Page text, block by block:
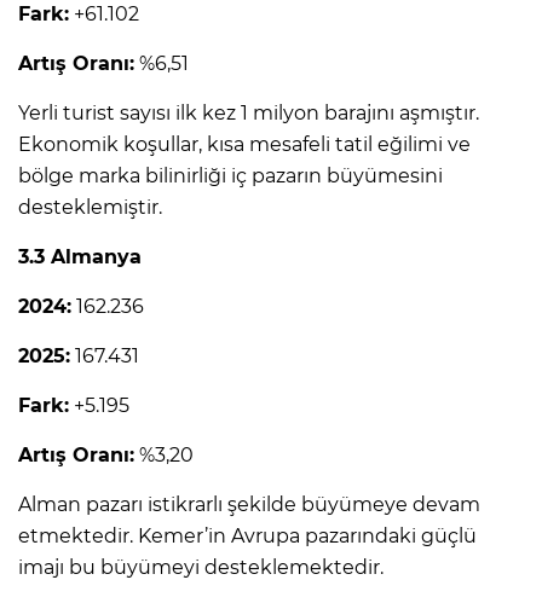
Fark: +61.102
Artış Oranı: %6,51
Yerli turist sayısı ilk kez 1 milyon barajını aşmıştır.
Ekonomik koşullar, kısa mesafeli tatil eğilimi ve
bölge marka bilinirliği iç pazarın büyümesini
desteklemiştir.
3.3 Almanya
2024: 162.236
2025: 167.431
Fark: +5.195
Artış Oranı: %3,20
Alman pazarı istikrarlı şekilde büyümeye devam
etmektedir. Kemer’in Avrupa pazarındaki güçlü
imajı bu büyümeyi desteklemektedir.